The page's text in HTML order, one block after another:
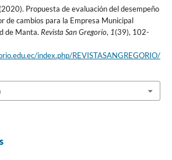
Propuesta de evaluación del desempeño
de cambios para la Empresa Municipal
de Manta. Revista San Gregorio, 1(39), 102-
index.php/REVISTASANGREGORIO/